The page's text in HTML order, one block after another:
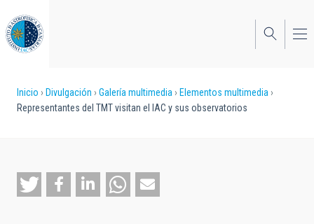
al
contenido
principal
Sobrescribir
enlaces
ayuda
a
Inicio Divulgación Galería multimedia
Elementos multimedia
Representantes del TMT visitan el IAC y sus observatorios